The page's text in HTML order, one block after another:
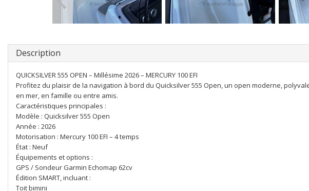
Description
QUICKSILVER 555 OPEN – Millésime 2026 – MERCURY 100 EFI
Profitez du plaisir de la navigation à bord du Quicksilver 555 Open, un open moderne,
en mer, en famille ou entre amis.
Caractéristiques principales :
Modèle : Quicksilver 555 Open
Année : 2026
Motorisation : Mercury 100 EFI – 4 temps
État : Neuf
Équipements et options :
GPS / Sondeur Garmin Echomap 62cv
Édition SMART, incluant :
Toit bimini